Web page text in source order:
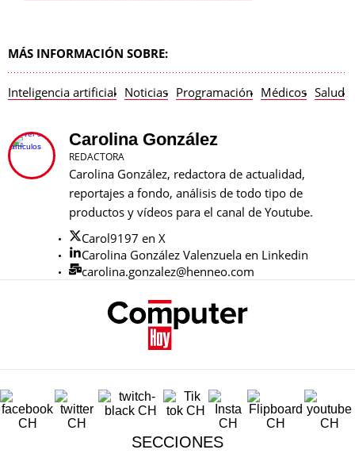
MÁS INFORMACIÓN SOBRE:
Inteligencia artificial Noticias Programación Médicos Salud
Carolina González
REDACTORA
Carolina González, redactora de actualidad,
reportajes a fondo, análisis de todo tipo de
productos y vídeos para el canal de Youtube.
Carol9197 en X
Carolina González Valenzuela en Linkedin
carolina.gonzalez@henneo.com
SECCIONES